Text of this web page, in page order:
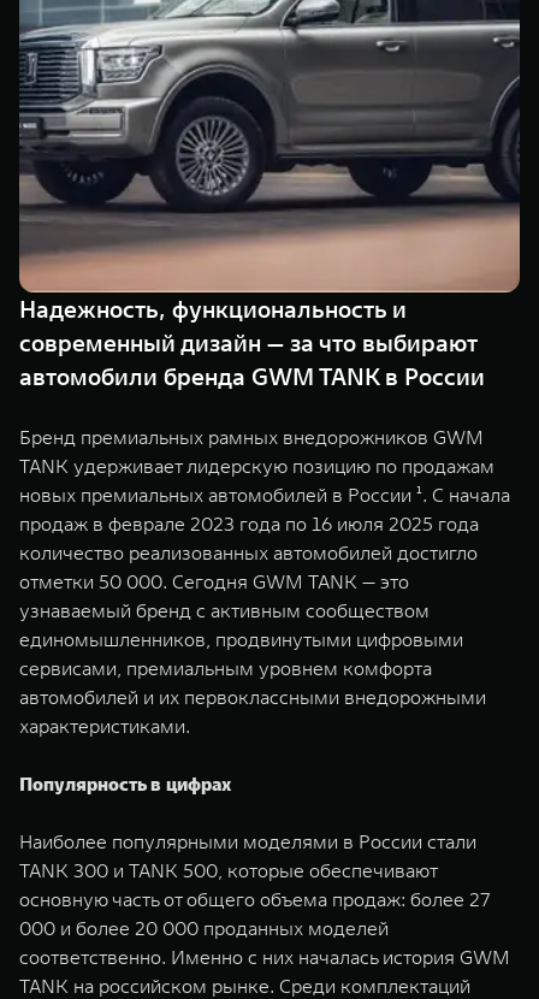
TANK 500
Веди за собой
от 6 499 000 ₽ от 10 199
WEY 07
Расширяя границы комфорта
от 6 149 000 ₽
WEY 05
от 5 699
WEY 80
Масштаб возможностей
от 6 449 000 ₽
WEY 80
Масштаб
TANK Финансы
Корпоративным клиентам
TANK ФИНАНСЫ
TANK Кредит
TANK Лизинг
TANK Страхование
Сервис
Специальные предложения
Моторные масла
ЦИФРОВЫЕ СЕРВИСЫ TANK
Цифровые сервисы TANK
Подписки
Надежность, функциональность и
современный дизайн — за что выбирают
автомобили бренда GWM TANK в России
Бренд премиальных рамных внедорожников GWM
TANK удерживает лидерскую позицию по продажам
новых премиальных автомобилей в России ¹. С начала
продаж в феврале 2023 года по 16 июля 2025 года
количество реализованных автомобилей достигло
отметки 50 000. Сегодня GWM TANK — это
узнаваемый бренд с активным сообществом
единомышленников, продвинутыми цифровыми
сервисами, премиальным уровнем комфорта
автомобилей и их первоклассными внедорожными
характеристиками.
Популярность в цифрах
Наиболее популярными моделями в России стали
TANK 300 и TANK 500, которые обеспечивают
основную часть от общего объема продаж: более 27
000 и более 20 000 проданных моделей
соответственно. Именно с них началась история GWM
TANK на российском рынке. Среди комплектаций